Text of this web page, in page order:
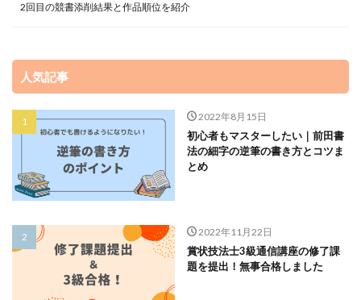
2回目の競書添削結果と作品順位を紹介
人気記事
2022年8月15日
初心者もマスターしたい｜前田書
法の細字の逆筆の書き方とコツま
とめ
2022年11月22日
賞状技法士3級通信講座の修了課
題を提出！無事合格しました